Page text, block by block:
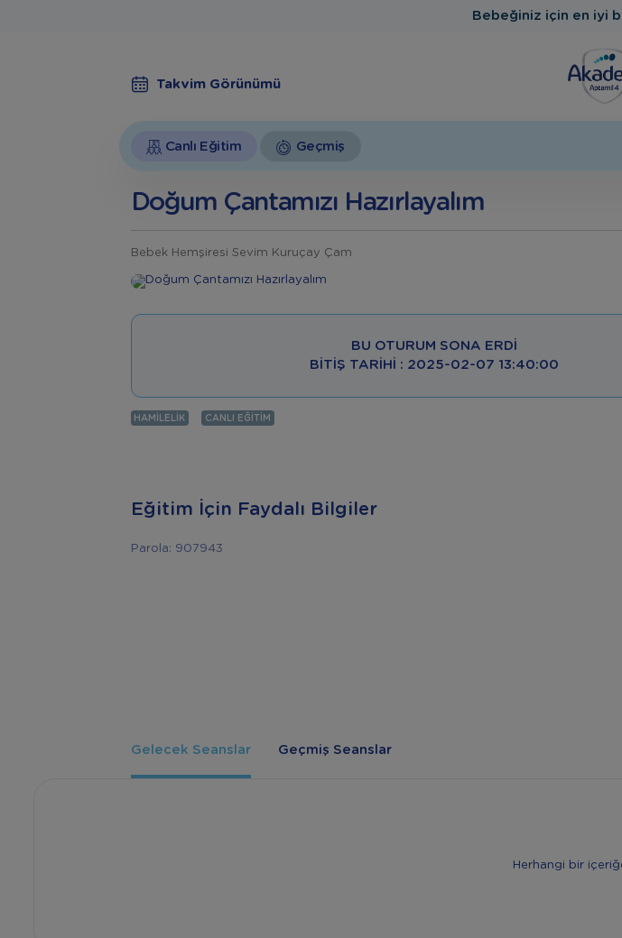
Bebeğiniz için en iyi
Takvim Görünümü
Canlı Eğitim Geçmiş
Doğum Çantamızı Hazırlayalım
Bebek Hemşiresi Sevim Kuruçay Çam
BU OTURUM SONA ERDI
BITIŞ TARIHI : 2025-02-07 13:40:00
HAMILELIK CANLI EĞITIM
Eğitim İçin Faydalı Bilgiler
Parola: 907943
Gelecek Seanslar Geçmiş Seanslar
Herhangi bir